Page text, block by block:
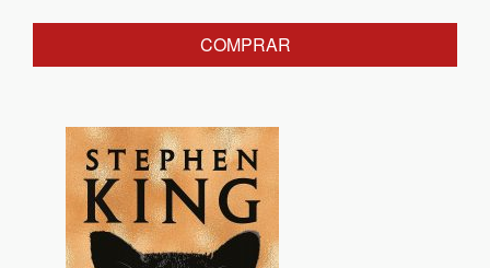
COMPRAR